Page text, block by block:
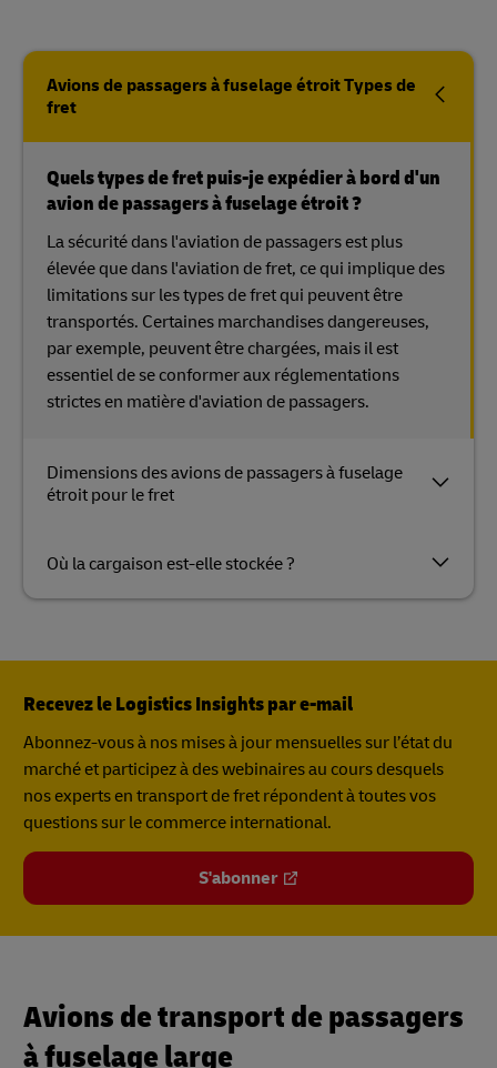
Avions de passagers à fuselage étroit Types de
fret
Dimensions des avions de passagers à fuselage
étroit pour le fret
Où la cargaison est-elle stockée ?
Quels types de fret puis-je expédier à bord d'un
avion de passagers à fuselage étroit ?
La sécurité dans l'aviation de passagers est plus
élevée que dans l'aviation de fret, ce qui implique des
limitations sur les types de fret qui peuvent être
transportés. Certaines marchandises dangereuses,
par exemple, peuvent être chargées, mais il est
essentiel de se conformer aux réglementations
strictes en matière d'aviation de passagers.
Recevez le Logistics Insights par e-mail
Abonnez-vous à nos mises à jour mensuelles sur l’état du
marché et participez à des webinaires au cours desquels
nos experts en transport de fret répondent à toutes vos
questions sur le commerce international.
S'abonner
Avions de transport de passagers
à fuselage large